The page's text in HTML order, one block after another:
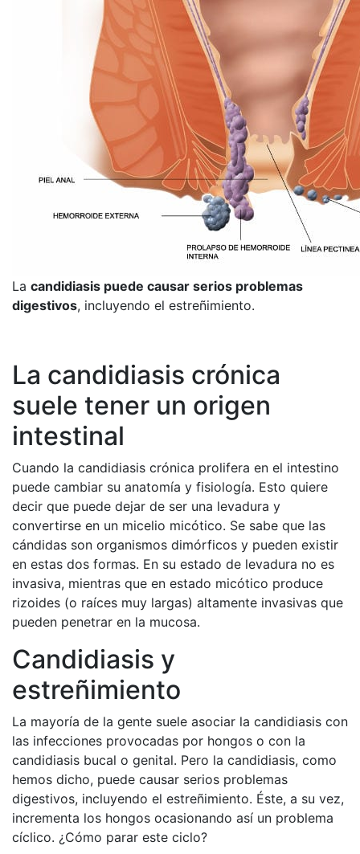
La candidiasis puede causar serios problemas
digestivos, incluyendo el estreñimiento.
La candidiasis crónica
suele tener un origen
intestinal
Cuando la candidiasis crónica prolifera en el intestino
puede cambiar su anatomía y fisiología. Esto quiere
decir que puede dejar de ser una levadura y
convertirse en un micelio micótico. Se sabe que las
cándidas son organismos dimórficos y pueden existir
en estas dos formas. En su estado de levadura no es
invasiva, mientras que en estado micótico produce
rizoides (o raíces muy largas) altamente invasivas que
pueden penetrar en la mucosa.
Candidiasis y
estreñimiento
La mayoría de la gente suele asociar la candidiasis con
las infecciones provocadas por hongos o con la
candidiasis bucal o genital. Pero la candidiasis, como
hemos dicho, puede causar serios problemas
digestivos, incluyendo el estreñimiento. Éste, a su vez,
incrementa los hongos ocasionando así un problema
cíclico. ¿Cómo parar este ciclo?